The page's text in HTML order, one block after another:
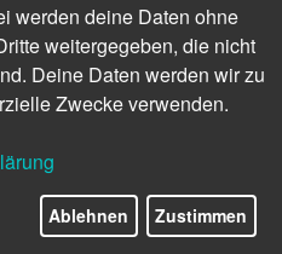
kommen
gar nicht hinaus und nur
entscheidenden fünften
Nachverfolgung
Eine
muss deshalb
werden deine Daten ohne
weitergegeben, die nicht
Deine Daten werden wir zu
Zwecke verwenden.
Ablehnen Zustimmen